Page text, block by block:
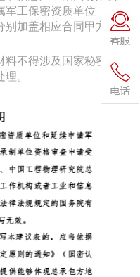
军工保密资质单位，提
别加盖相应合同甲方单
料不得涉及国家秘密，
。